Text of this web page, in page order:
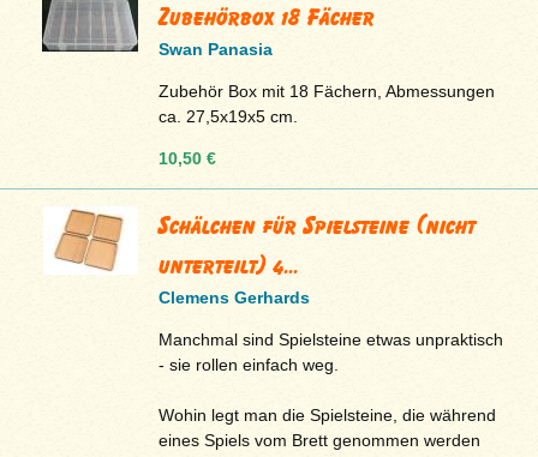
Zubehörbox 18 Fächer
Swan Panasia
Zubehör Box mit 18 Fächern, Abmessungen
ca. 27,5x19x5 cm.
10,50 €
Schälchen für Spielsteine (nicht
unterteilt) 4...
Clemens Gerhards
Manchmal sind Spielsteine etwas unpraktisch
- sie rollen einfach weg.
Wohin legt man die Spielsteine, die während
eines Spiels vom Brett genommen werden